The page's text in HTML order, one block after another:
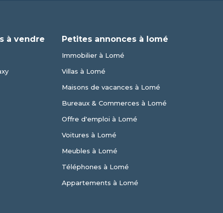
à vendre Petites annonces à lomé
Immobilier à Lomé
Villas à Lomé
Maisons de vacances à Lomé
Bureaux & Commerces à Lomé
Offre d'emploi à Lomé
Voitures à Lomé
Meubles à Lomé
Téléphones à Lomé
Appartements à Lomé